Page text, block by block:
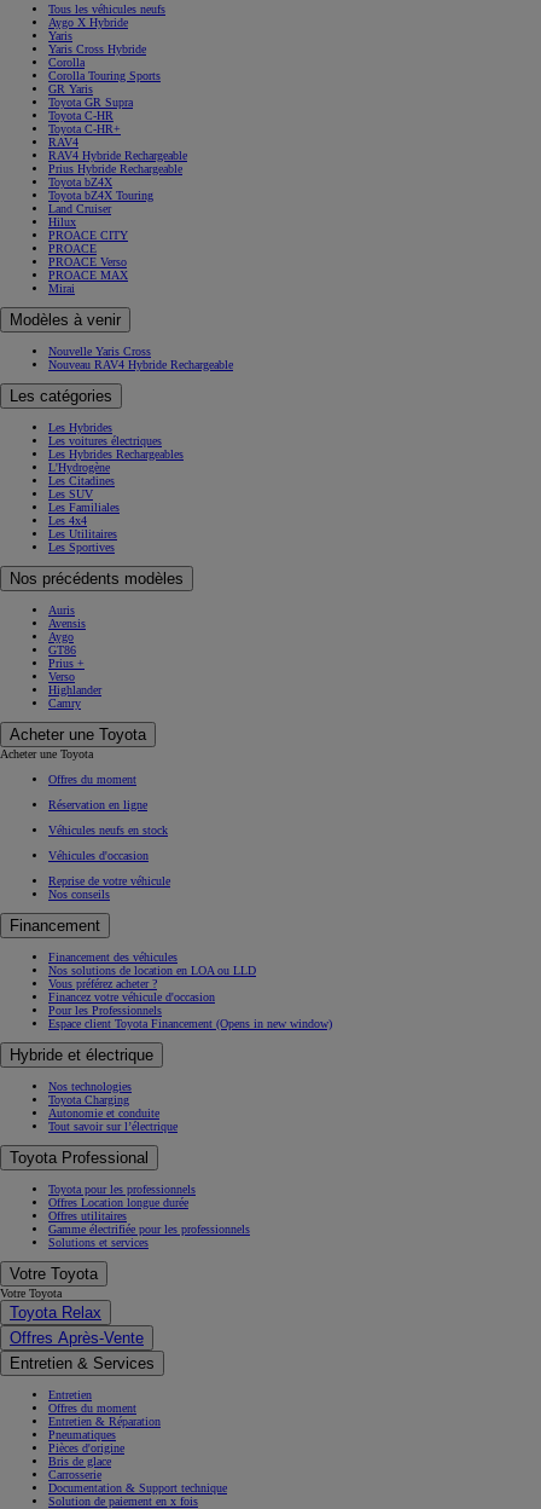
Tous les véhicules neufs
Aygo X Hybride
Yaris
Yaris Cross Hybride
Corolla
Corolla Touring Sports
GR Yaris
Toyota GR Supra
Toyota C-HR
Toyota C-HR+
RAV4
RAV4 Hybride Rechargeable
Prius Hybride Rechargeable
Toyota bZ4X
Toyota bZ4X Touring
Land Cruiser
Hilux
PROACE CITY
PROACE
PROACE Verso
PROACE MAX
Mirai
Modèles à venir
Nouvelle Yaris Cross
Nouveau RAV4 Hybride Rechargeable
Les catégories
Les Hybrides
Les voitures électriques
Les Hybrides Rechargeables
L'Hydrogène
Les Citadines
Les SUV
Les Familiales
Les 4x4
Les Utilitaires
Les Sportives
Nos précédents modèles
Auris
Avensis
Aygo
GT86
Prius +
Verso
Highlander
Camry
Acheter une Toyota
Acheter une Toyota
Offres du moment
Réservation en ligne
Véhicules neufs en stock
Véhicules d'occasion
Reprise de votre véhicule
Nos conseils
Financement
Financement des véhicules
Nos solutions de location en LOA ou LLD
Vous préférez acheter ?
Financez votre véhicule d'occasion
Pour les Professionnels
Espace client Toyota Financement (Opens in new window)
Hybride et électrique
Nos technologies
Toyota Charging
Autonomie et conduite
Tout savoir sur l’électrique
Toyota Professional
Toyota pour les professionnels
Offres Location longue durée
Offres utilitaires
Gamme électrifiée pour les professionnels
Solutions et services
Votre Toyota
Votre Toyota
Toyota Relax
Offres Après-Vente
Entretien & Services
Entretien
Offres du moment
Entretien & Réparation
Pneumatiques
Pièces d'origine
Bris de glace
Carrosserie
Documentation & Support technique
Solution de paiement en x fois